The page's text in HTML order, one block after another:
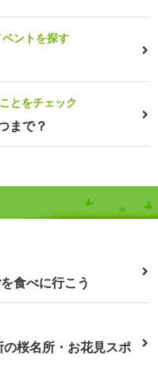
ントを探す
とをチェック
まで？
食べに行こう
桜名所・お花見スポ